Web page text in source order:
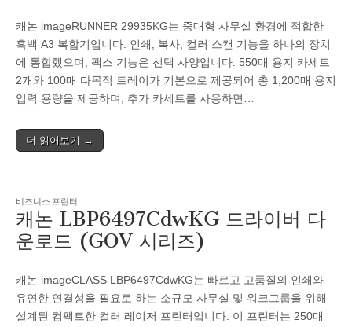
캐논 imageRUNNER 29935KG는 중대형 사무실 환경에 적합한
흑백 A3 복합기입니다. 인쇄, 복사, 컬러 스캔 기능을 하나의 장치
에 통합했으며, 팩스 기능은 선택 사양입니다. 550매 용지 카세트
2개와 100매 다목적 트레이가 기본으로 제공되어 총 1,200매 용지
입력 용량을 제공하며, 추가 카세트를 사용하면…
더 읽어보기 →
비즈니스 프린터
캐논 LBP6497CdwKG 드라이버 다
운로드 (GOV 시리즈)
캐논 imageCLASS LBP6497CdwKG는 빠르고 고품질의 인쇄와
유연한 연결성을 필요로 하는 소규모 사무실 및 워크그룹을 위해
설계된 컴팩트한 컬러 레이저 프린터입니다. 이 프린터는 250매